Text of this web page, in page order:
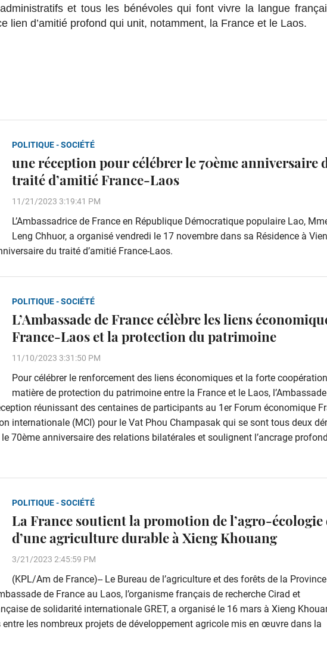
et tous les bénévoles qui font vivre la langue
lien d’amitié profond qui unit, notamment, la France et le Laos.
POLITIQUE - SOCIÉTÉ
une réception pour célébrer le 70ème anniversaire
traité d’amitié France-Laos
11/21/2023 3:19:41 PM
L’Ambassadrice de France en République Démocratique populaire Lao,
Leng Chhuor, a organisé vendredi le 17 novembre dans sa Résidence à
du traité d’amitié France-Laos.
POLITIQUE - SOCIÉTÉ
L’Ambassade de France célèbre les liens
France-Laos et la protection du patrimoine
11/10/2023 3:31:50 PM
Pour célébrer le renforcement des liens économiques et la forte
matière de protection du patrimoine entre la France et le Laos,
réunissant des centaines de participants au 1er Forum économique
internationale (MCI) pour le Vat Phou Champasak qui se sont tous deux
70ème anniversaire des relations bilatérales et soulignent l’ancrage
POLITIQUE - SOCIÉTÉ
La France soutient la promotion de l’agro-écologie
d’une agriculture durable à Xieng Khouang
3/21/2023 2:45:59 PM
(KPL/Am de France)-- Le Bureau de l’agriculture et des forêts de la
de France au Laos, l’organisme français de recherche Cirad et
de solidarité internationale GRET, a organisé le 16 mars à Xieng
les nombreux projets de développement agricole mis en œuvre dans la